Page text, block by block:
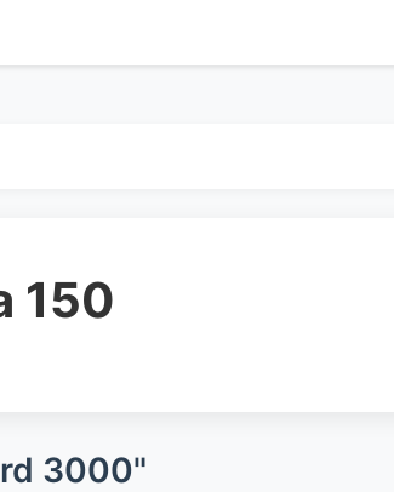
150
3000"